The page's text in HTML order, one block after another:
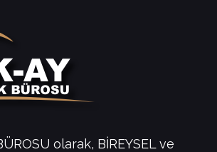
olarak, BİREYSEL ve